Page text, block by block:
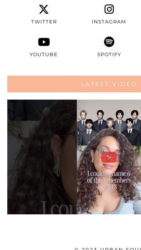
TWITTER INSTAGRAM
YOUTUBE SPOTIFY
LATEST VIDEO